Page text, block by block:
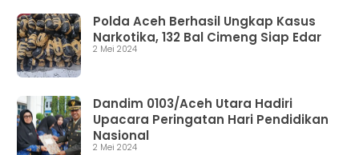
Polda Aceh Berhasil Ungkap Kasus
Narkotika, 132 Bal Cimeng Siap Edar
2 Mei 2024
Dandim 0103/Aceh Utara Hadiri
Upacara Peringatan Hari Pendidikan
Nasional
2 Mei 2024